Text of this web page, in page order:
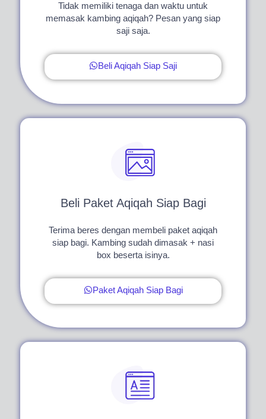
Tidak memiliki tenaga dan waktu untuk
memasak kambing aqiqah? Pesan yang siap
saji saja.
Beli Aqiqah Siap Saji
Beli Paket Aqiqah Siap Bagi
Terima beres dengan membeli paket aqiqah
siap bagi. Kambing sudah dimasak + nasi
box beserta isinya.
Paket Aqiqah Siap Bagi